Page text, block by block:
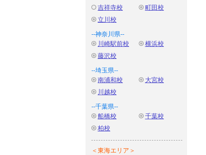
吉祥寺校
町田校
立川校
--神奈川県--
川崎駅前校
横浜校
藤沢校
--埼玉県--
南浦和校
大宮校
川越校
--千葉県--
船橋校
千葉校
柏校
＜東海エリア＞